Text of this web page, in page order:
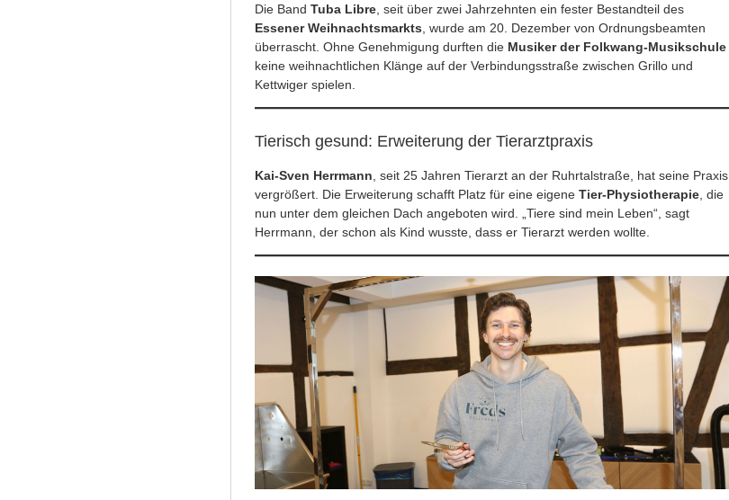
Die Band Tuba Libre, seit über zwei Jahrzehnten ein fester Bestandteil des
Essener Weihnachtsmarkts , wurde am 20. Dezember von Ordnungsbeamten
überrascht. Ohne Genehmigung durften die Musiker der Folkwang-Musikschule
keine weihnachtlichen Klänge auf der Verbindungsstraße zwischen Grillo und
Kettwiger spielen.
Tierisch gesund: Erweiterung der Tierarztpraxis
Kai-Sven Herrmann , seit 25 Jahren Tierarzt an der Ruhrtalstraße, hat seine Praxis
vergrößert. Die Erweiterung schafft Platz für eine eigene Tier-Physiotherapie, die
nun unter dem gleichen Dach angeboten wird. „Tiere sind mein Leben“, sagt
Herrmann, der schon als Kind wusste, dass er Tierarzt werden wollte.